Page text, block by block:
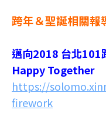
跨年＆聖誕相關報
邁向2018 台北101
Happy Together
https://
firework